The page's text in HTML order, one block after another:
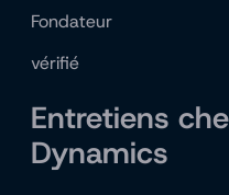
Fondateur
vérifié
Entretiens
Dynamics